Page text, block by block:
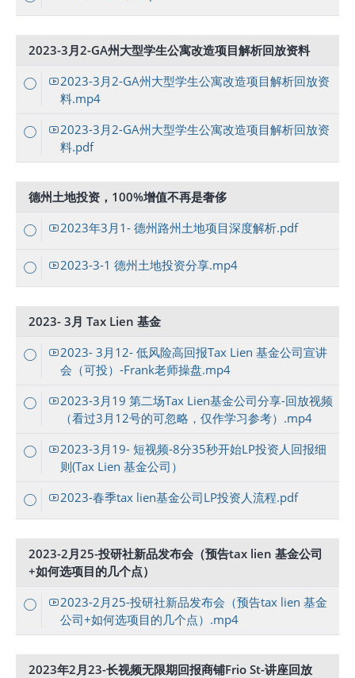
2023-3月2-GA州大型学生公寓改造项目解析回放资料
2023-3月2-GA州大型学生公寓改造项目解析回放资
料.mp4
2023-3月2-GA州大型学生公寓改造项目解析回放资
料.pdf
德州土地投资，100%增值不再是奢侈
2023年3月1- 德州路州土地项目深度解析.pdf
2023-3-1 德州土地投资分享.mp4
2023- 3月 Tax Lien 基金
2023- 3月12- 低风险高回报Tax Lien 基金公司宣讲
会（可投）-Frank老师操盘.mp4
2023-3月19 第二场Tax Lien基金公司分享-回放视频
（看过3月12号的可忽略，仅作学习参考）.mp4
2023-3月19- 短视频-8分35秒开始LP投资人回报细
则(Tax Lien 基金公司）
2023-春季tax lien基金公司LP投资人流程.pdf
2023-2月25-投研社新品发布会（预告tax lien 基金公司
+如何选项目的几个点）
2023-2月25-投研社新品发布会（预告tax lien 基金
公司+如何选项目的几个点）.mp4
2023年2月23-长视频无限期回报商铺Frio St-讲座回放